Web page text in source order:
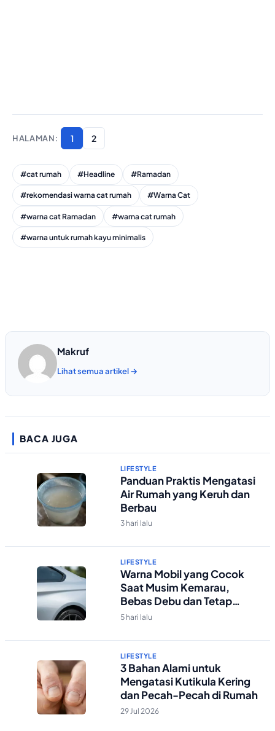
1 2
#cat rumah #Headline #Ramadan
#rekomendasi warna cat rumah #Warna Cat
#warna cat Ramadan #warna cat rumah
#warna untuk rumah kayu minimalis
Makruf
Lihat semua artikel →
BACA JUGA
LIFESTYLE
Panduan Praktis Mengatasi
Air Rumah yang Keruh dan
Berbau
3 hari lalu
LIFESTYLE
Warna Mobil yang Cocok
Saat Musim Kemarau,
Bebas Debu dan Tetap
Kelihatan Bersih
5 hari lalu
LIFESTYLE
3 Bahan Alami untuk
Mengatasi Kutikula Kering
dan Pecah-Pecah di Rumah
29 Jul 2026